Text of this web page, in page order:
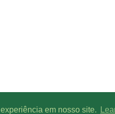
em nosso site.